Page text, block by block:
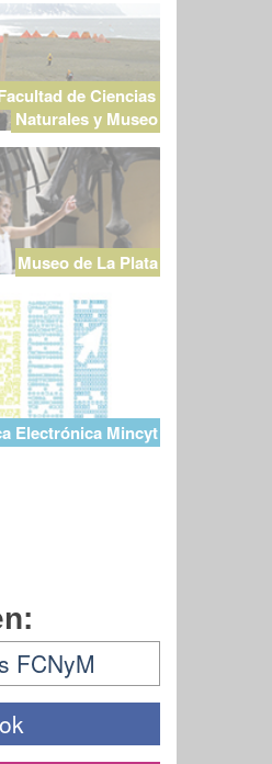
de Ciencias
Naturales y Museo
Museo de La Plata
Electrónica Mincyt
FCNyM